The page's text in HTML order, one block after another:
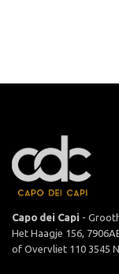
Capo dei Capi -
Het Haagje 156,
of Overvliet 110 3545